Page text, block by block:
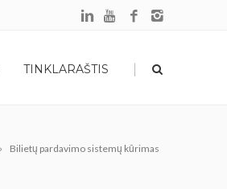
TINKLARAŠTIS |
Bilietų pardavimo sistemų kūrimas